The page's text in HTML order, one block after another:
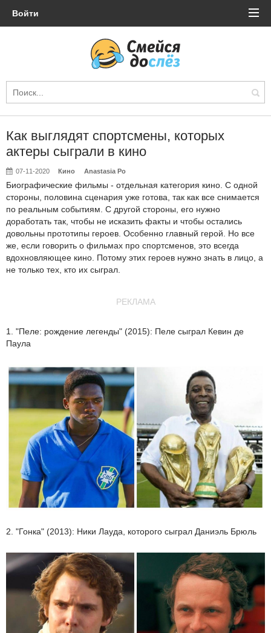
Войти
Как выглядят спортсмены, которых
актеры сыграли в кино
07-11-2020 Кино Anastasia Po
Биографические фильмы - отдельная категория кино. С одной
стороны, половина сценария уже готова, так как все снимается
по реальным событиям. С другой стороны, его нужно
доработать так, чтобы не исказить факты и чтобы остались
довольны прототипы героев. Особенно главный герой. Но все
же, если говорить о фильмах про спортсменов, это всегда
вдохновляющее кино. Потому этих героев нужно знать в лицо, а
не только тех, кто их сыграл.
РЕКЛАМА
1. "Пеле: рождение легенды" (2015): Пеле сыграл Кевин де
Паула
2. "Гонка" (2013): Ники Лауда, которого сыграл Даниэль Брюль